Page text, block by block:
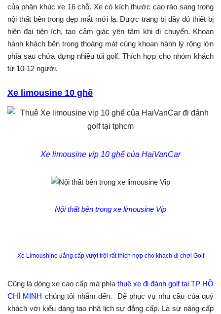
của phân khúc xe 16 chỗ. Xe có kích thước cao ráo sang trọng
nội thất bên trong đẹp mắt mới lạ. Được trang bị đầy đủ thiết bị
hiện đại tiện ích, tạo cảm giác yên tâm khi di chuyển. Khoan
hành khách bên trong thoáng mát cùng khoan hành lý rộng lớn
phía sau chứa đựng nhiều túi golf. Thích hợp cho nhóm khách
từ 10-12 người.
Xe limousine 10 ghế
Xe limousine vip 10 ghế của HaiVanCar
Nội thất bên trong xe limousine Vip
Xe Limoushine đẳng cấp vượt trội rất thích hợp cho khách đi chơi Golf
Cũng là dòng xe cao cấp mà phía thuê xe đi đánh golf tại TP HỒ
CHÍ MINH chúng tôi nhắm đến. Để phục vụ nhu cầu của quý
khách với kiểu dáng tao nhã lịch sự đẳng cấp. Là sự nâng cấp